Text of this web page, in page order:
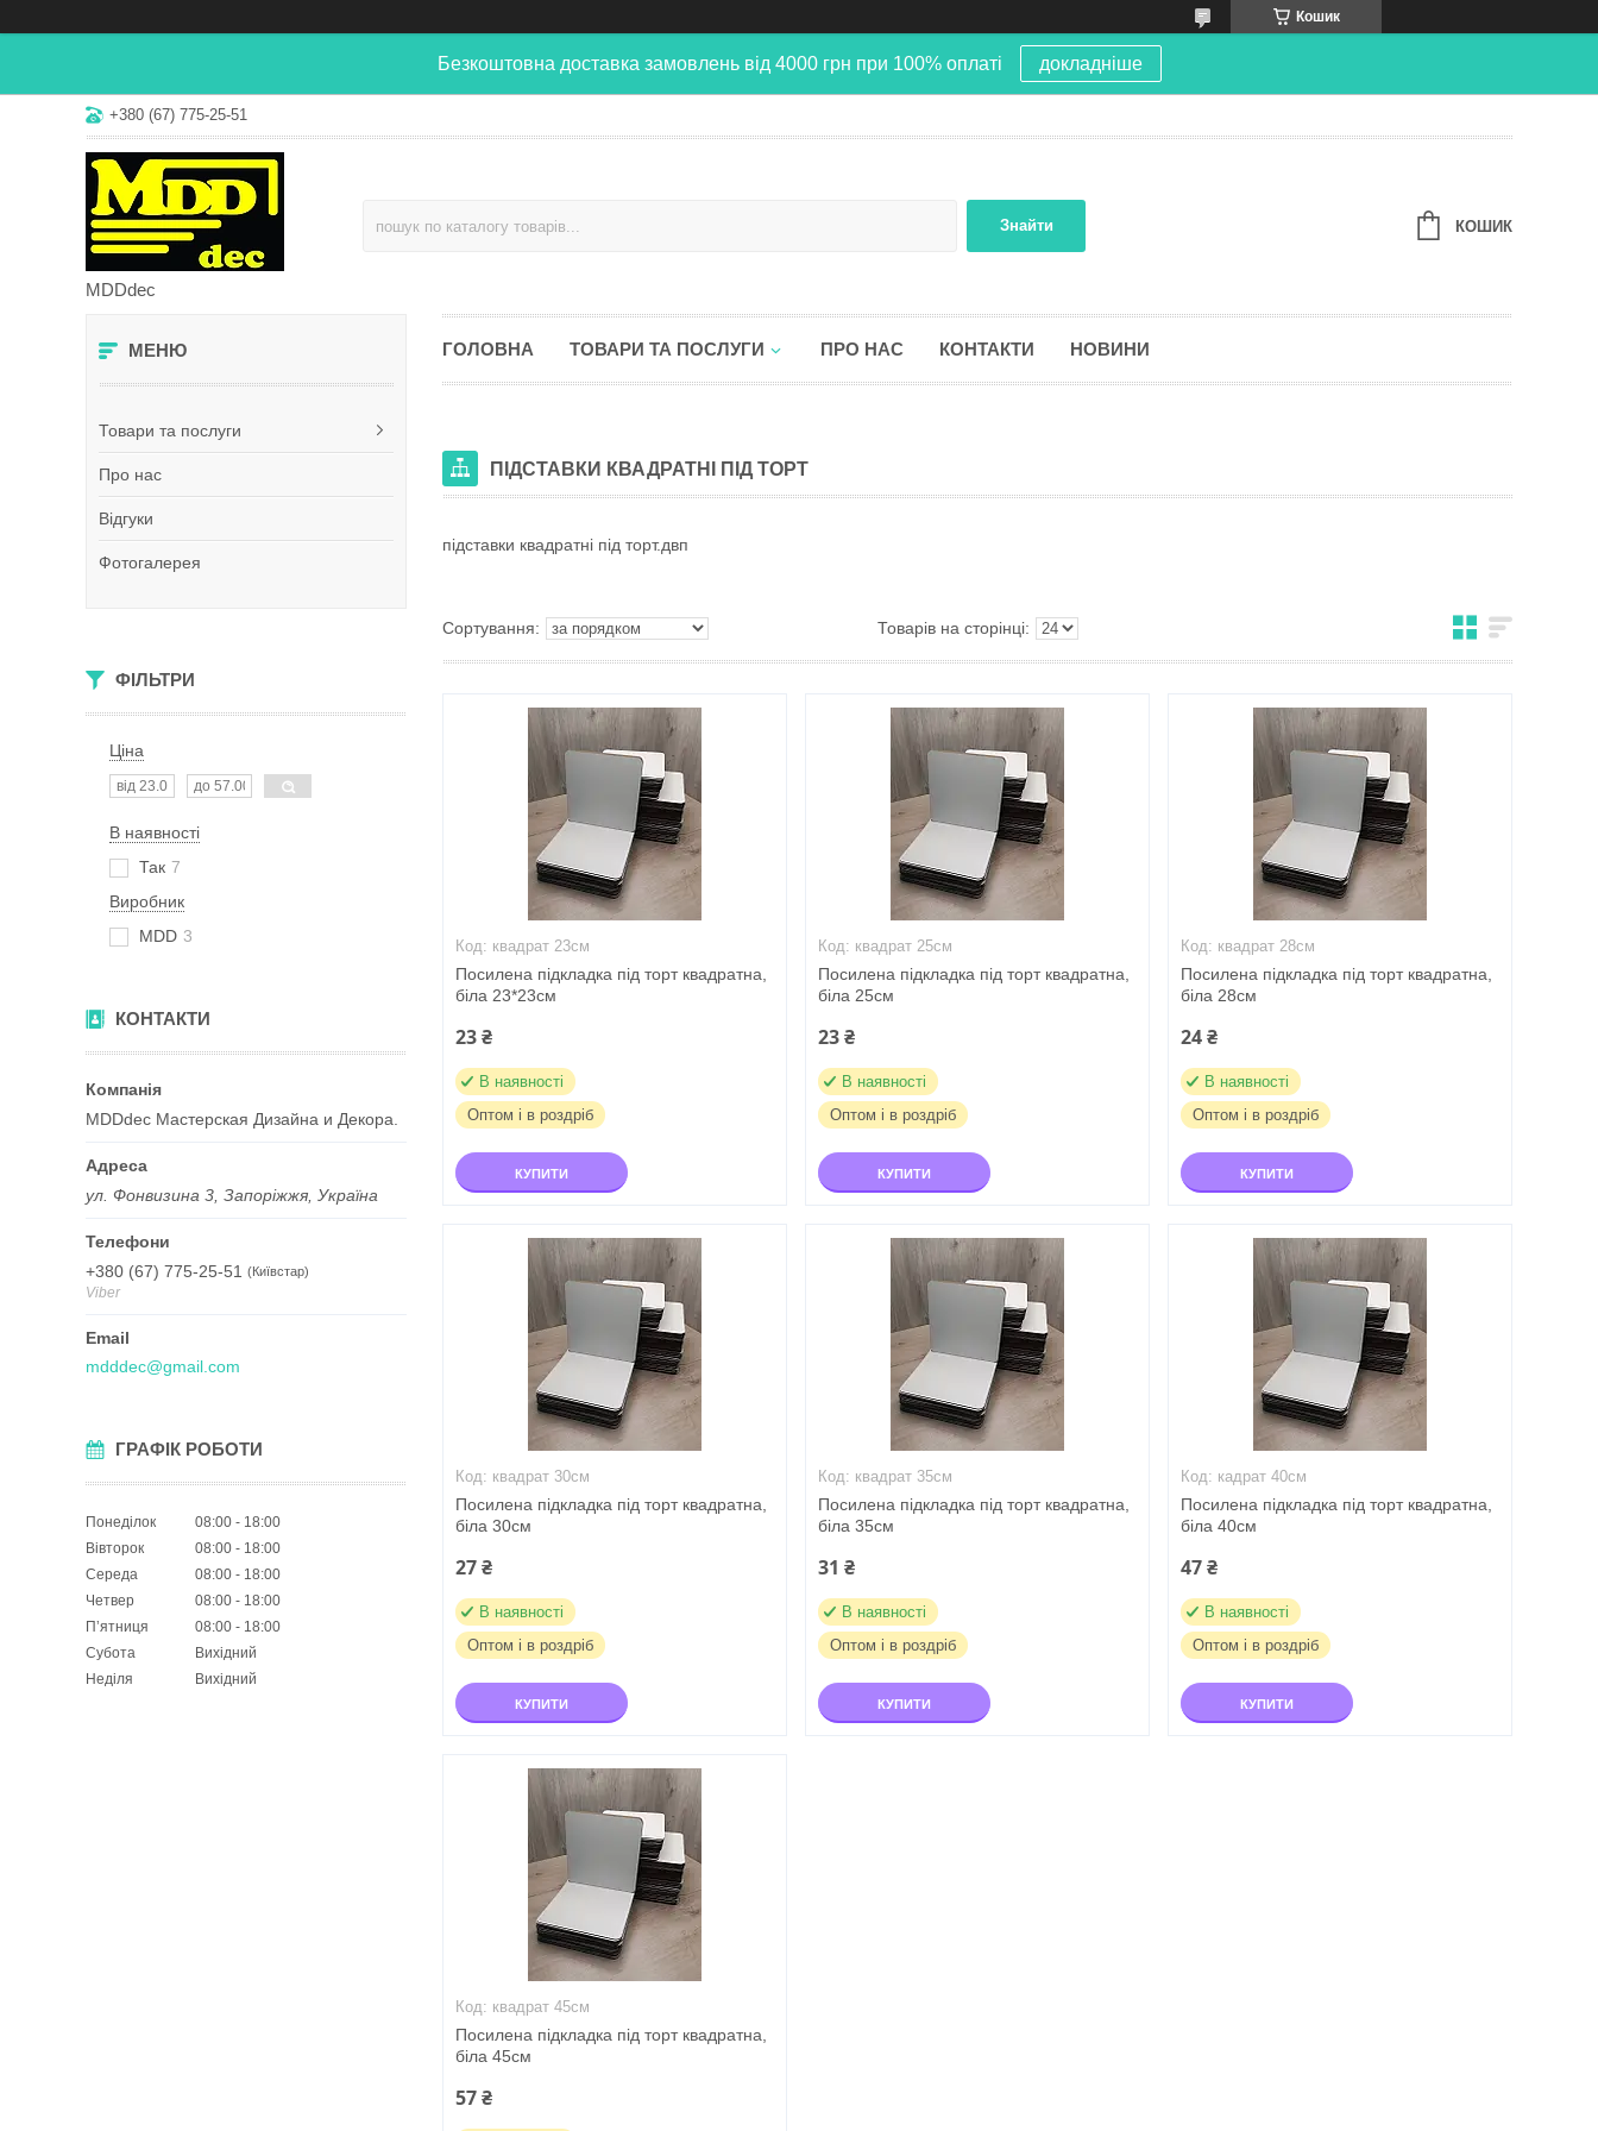
Кошик
Безкоштовна доставка замовлень від 4000 грн при 100% оплаті докладніше
+380 (67) 775-25-51
MDDdec
Знайти КОШИК
Товари та послуги
Про нас
Відгуки
Фотогалерея
ФІЛЬТРИ
Ціна
В наявності
Так 7
Виробник
MDD 3
КОНТАКТИ
MDDdec Мастерская Дизайна и Декора.
ул. Фонвизина 3, Запоріжжя, Україна
+380 (67) 775-25-51 Київстар
Viber
mdddec@gmail.com
ГРАФІК РОБОТИ
Понеділок 08:00
18:00
Вівторок
08:00
18:00
Середа
08:00
18:00
Четвер
08:00
18:00
Пʼятниця
08:00
18:00
Субота
Вихідний
Неділя
Вихідний
ГОЛОВНА ТОВАРИ ТА ПОСЛУГИ ПРО НАС КОНТАКТИ НОВИНИ
ПІДСТАВКИ КВАДРАТНІ ПІД ТОРТ
підставки квадратні під торт.двп
квадрат 23см
Посилена підкладка під торт квадратна,
біла 23*23см
23 ₴
В наявності
Оптом і в роздріб
КУПИТИ
квадрат 25см
Посилена підкладка під торт квадратна,
біла 25см
23 ₴
В наявності
Оптом і в роздріб
КУПИТИ
квадрат 28см
Посилена підкладка під торт квадратна,
біла 28см
24 ₴
В наявності
Оптом і в роздріб
КУПИТИ
квадрат 30см
Посилена підкладка під торт квадратна,
біла 30см
27 ₴
В наявності
Оптом і в роздріб
КУПИТИ
квадрат 35см
Посилена підкладка під торт квадратна,
біла 35см
31 ₴
В наявності
Оптом і в роздріб
КУПИТИ
кадрат 40см
Посилена підкладка під торт квадратна,
біла 40см
47 ₴
В наявності
Оптом і в роздріб
КУПИТИ
квадрат 45см
Посилена підкладка під торт квадратна,
біла 45см
57 ₴